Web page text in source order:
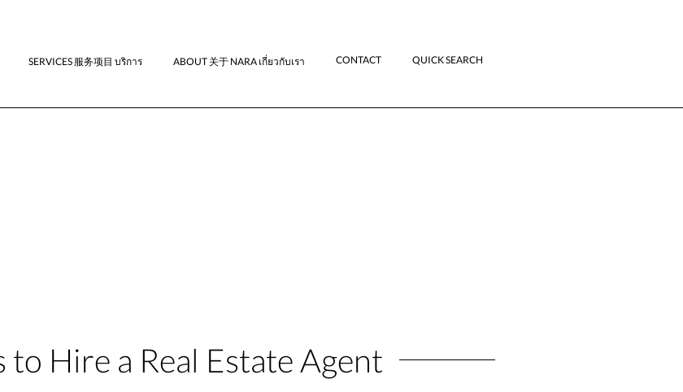
SERVICES 服务项目 บริการ ABOUT 关于 NARA เกี่ยวกับเรา CONTACT QUICK SEARCH
to Hire a Real Estate Agent